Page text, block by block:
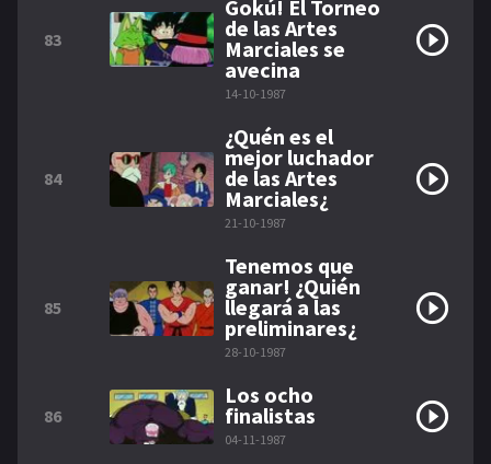
83
Gokú! El Torneo
de las Artes
Marciales se
avecina
14-10-1987
84
¿Quén es el
mejor luchador
de las Artes
Marciales¿
21-10-1987
85
Tenemos que
ganar! ¿Quién
llegará a las
preliminares¿
28-10-1987
86
Los ocho
finalistas
04-11-1987